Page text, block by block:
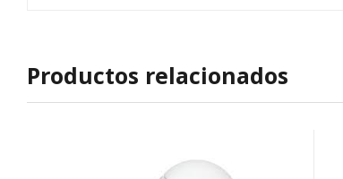
Productos relacionados